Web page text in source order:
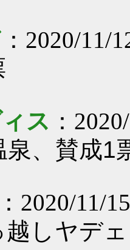
：2020/11/
ス ：
泉、賛成1
：2020/11/
越しヤデ